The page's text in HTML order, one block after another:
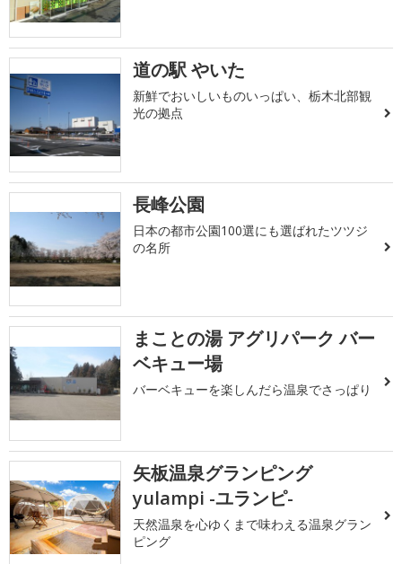
道の駅 やいた
新鮮でおいしいものいっぱい、栃木北部観
光の拠点
長峰公園
日本の都市公園100選にも選ばれたツツジ
の名所
まことの湯 アグリパーク バー
ベキュー場
バーベキューを楽しんだら温泉でさっぱり
矢板温泉グランピング
yulampi -ユランピ-
天然温泉を心ゆくまで味わえる温泉グラン
ピング